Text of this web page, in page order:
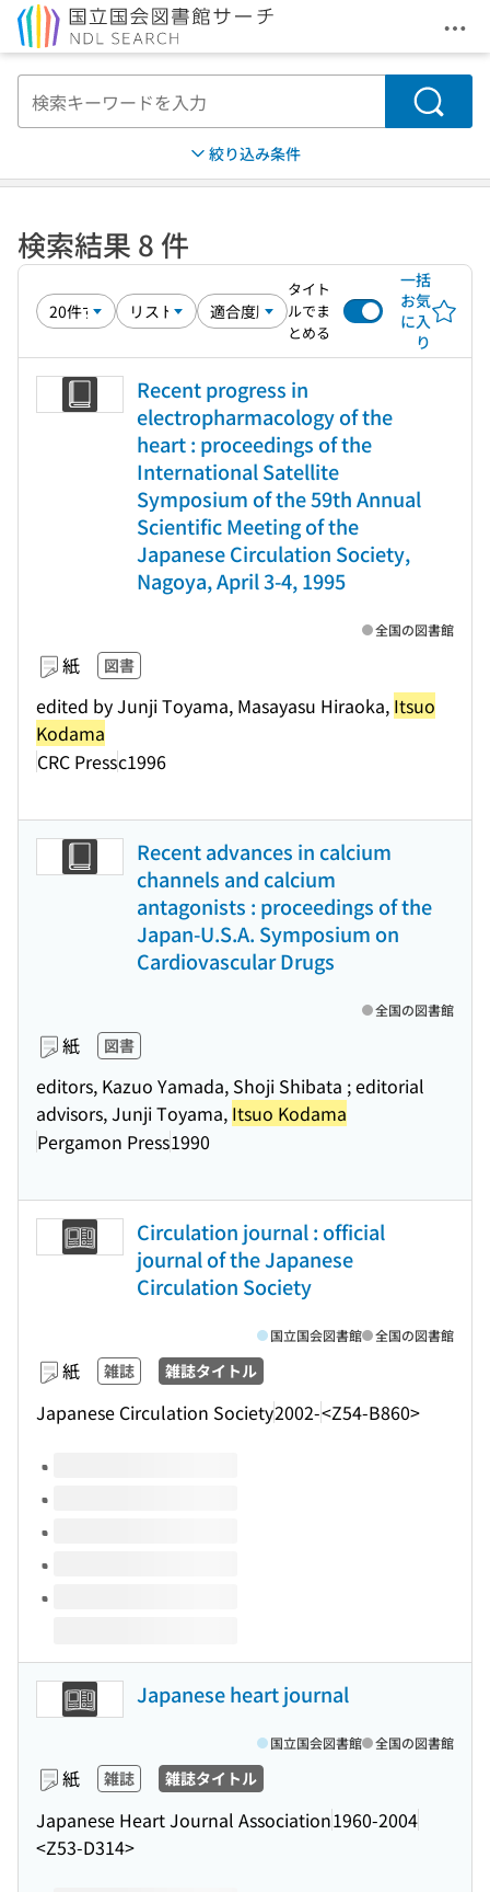
メ
検索
絞り込み条件
検索結果 8 件
タイト
ルでま
とめる
一括
お気
に入
り
Recent progress in
electropharmacology of the
heart : proceedings of the
International Satellite
Symposium of the 59th Annual
Scientific Meeting of the
Japanese Circulation Society,
Nagoya, April 3-4, 1995
紙 図書
edited by Junji Toyama, Masayasu Hiraoka, Itsuo
Kodama
CRC Pressc1996
全国の図書館
Recent advances in calcium
channels and calcium
antagonists : proceedings of the
Japan-U.S.A. Symposium on
Cardiovascular Drugs
紙 図書
editors, Kazuo Yamada, Shoji Shibata ; editorial
advisors, Junji Toyama, Itsuo Kodama
Pergamon Press1990
全国の図書館
Circulation journal : official
journal of the Japanese
Circulation Society
紙 雑誌 雑誌タイトル
Japanese Circulation Society2002-<Z54-B860>
国立国会図書館 全国の図書館
このタイトルの巻号
Japanese heart journal
紙 雑誌 雑誌タイトル
Japanese Heart Journal Association1960-2004
<Z53-D314>
国立国会図書館 全国の図書館